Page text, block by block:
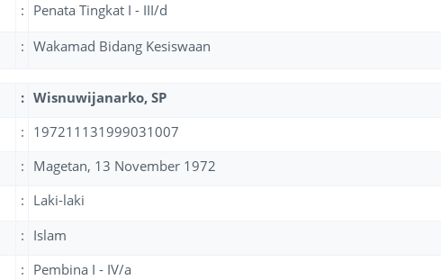
: Penata Tingkat I - III/d
: Wakamad Bidang Kesiswaan
: Wisnuwijanarko, SP
: 197211131999031007
: Magetan, 13 November 1972
: Laki-laki
: Islam
: Pembina I - IV/a